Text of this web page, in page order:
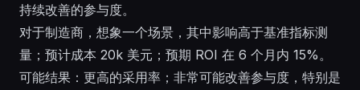
持续改善的参与度。
对于制造商，想象一个场景，其中影响高于基准指标测
量；预计成本 20k 美元；预期 ROI 在 6 个月内 15%。
可能结果：更高的采用率；非常可能改善参与度，特别是